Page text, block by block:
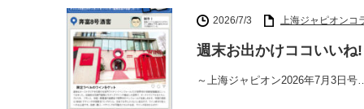
2026/7/3 上海ジャピオンコ
週末お出かけココいい
～上海ジャピオン2026年7月3日号